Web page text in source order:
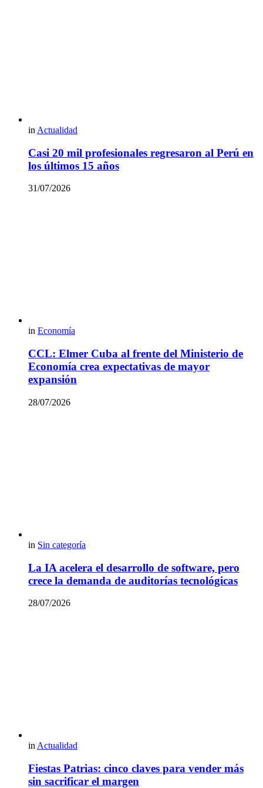
in Actualidad
Casi 20 mil profesionales regresaron al Perú en
los últimos 15 años
31/07/2026
in Economía
CCL: Elmer Cuba al frente del Ministerio de
Economía crea expectativas de mayor
expansión
28/07/2026
in Sin categoría
La IA acelera el desarrollo de software, pero
crece la demanda de auditorías tecnológicas
28/07/2026
in Actualidad
Fiestas Patrias: cinco claves para vender más
sin sacrificar el margen